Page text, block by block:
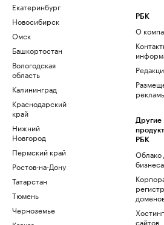
Екатеринбург
Новосибирск
Омск
Башкортостан
Вологодская
область
Калининград
Краснодарский
край
Нижний
Новгород
Пермский край
Ростов-на-Дону
Татарстан
Тюмень
Черноземье
РБК
О
Другие
РБК
Облако
бизнеса
Хостинг
сайтов